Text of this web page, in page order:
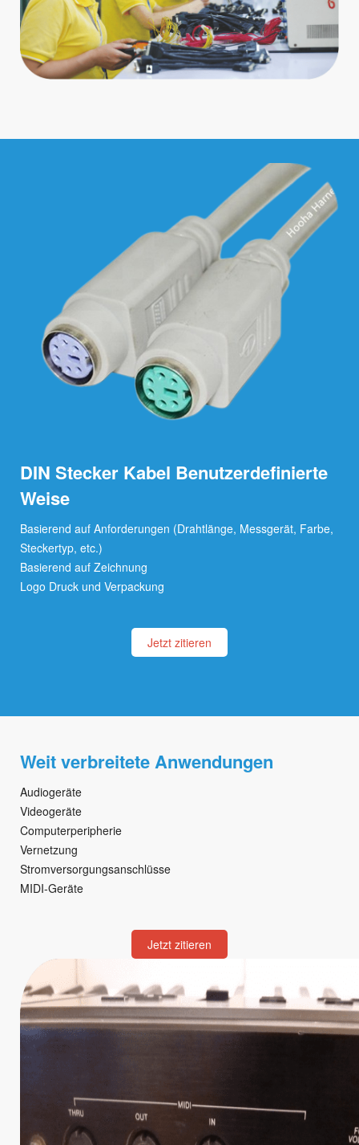
DIN Stecker Kabel Benutzerdefinierte
Weise
Basierend auf Anforderungen (Drahtlänge, Messgerät, Farbe,
Steckertyp, etc.)
Basierend auf Zeichnung
Logo Druck und Verpackung
Jetzt zitieren
Weit verbreitete Anwendungen
Audiogeräte
Videogeräte
Computerperipherie
Vernetzung
Stromversorgungsanschlüsse
MIDI-Geräte
Jetzt zitieren